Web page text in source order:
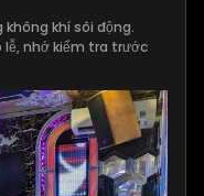
khí sôi động.
lễ, nhớ kiểm tra trước